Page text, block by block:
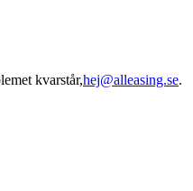
kvarstår,hej@alleasing.se.